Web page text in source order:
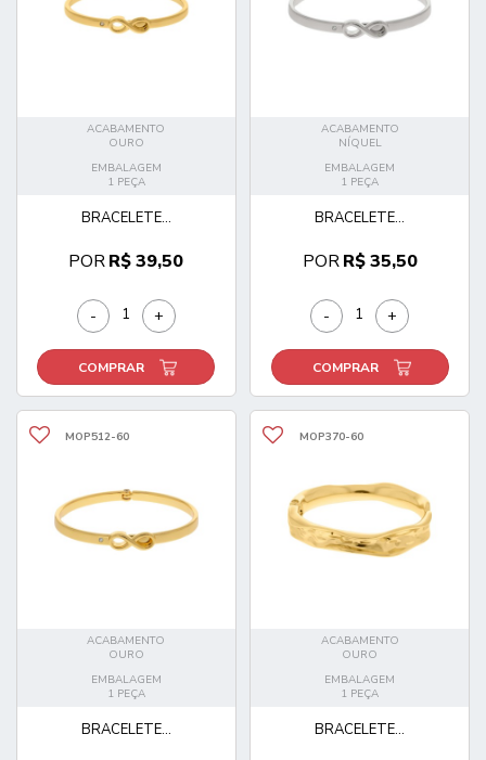
ACABAMENTO
OURO
EMBALAGEM
1 PEÇA
BRACELETE...
PORR$ 39,50
- +
COMPRAR
ACABAMENTO
NÍQUEL
EMBALAGEM
1 PEÇA
BRACELETE...
PORR$ 35,50
- +
COMPRAR
MOP512-60
ACABAMENTO
OURO
EMBALAGEM
1 PEÇA
BRACELETE...
MOP370-60
ACABAMENTO
OURO
EMBALAGEM
1 PEÇA
BRACELETE...